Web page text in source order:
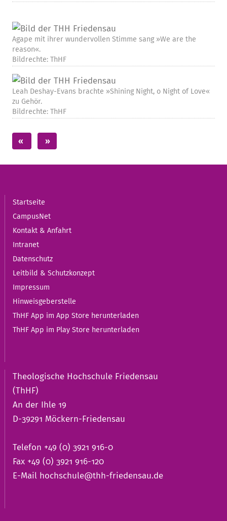
Agape mit ihrer wundervollen Stimme sang »We are the
reason«.
Bildrechte: ThHF
Leah Deshay-Evans brachte »Shining Night, o Night of Love«
zu Gehör.
Bildrechte: ThHF
Startseite
CampusNet
Kontakt & Anfahrt
Intranet
Datenschutz
Leitbild & Schutzkonzept
Impressum
Hinweisgeberstelle
ThHF App im App Store herunterladen
ThHF App im Play Store herunterladen
Theologische Hochschule Friedensau
(ThHF)
An der Ihle 19
D-39291 Möckern-Friedensau
Telefon +49 (0) 3921 916-0
Fax +49 (0) 3921 916-120
E-Mail hochschule@thh-friedensau.de